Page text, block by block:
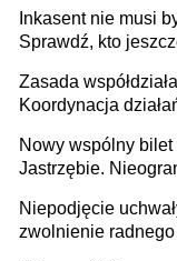
samodzielnie lub z
Inkasent nie musi
Sprawdź, kto
Zasada
Koordynacja
Nowy wspólny
Jastrzębie.
Niepodjęcie
zwolnienie radnego